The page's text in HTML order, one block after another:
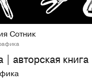
11
Сотник
авторская книга